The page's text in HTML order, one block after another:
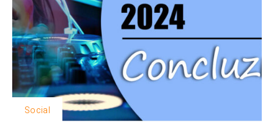
Social